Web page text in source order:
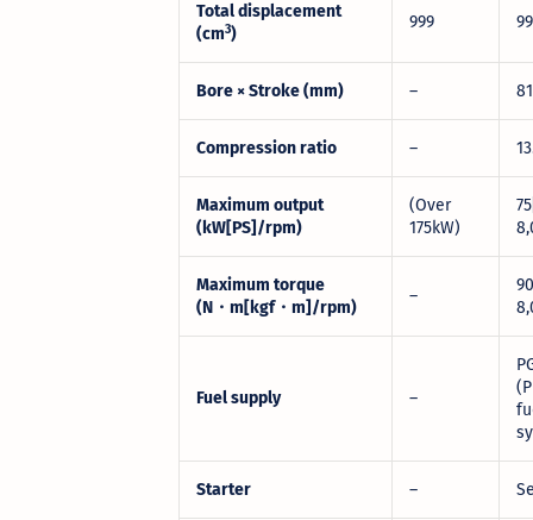
Total displacement
(cm3)
999
Bore × Stroke (mm) –
Compression ratio –
Maximum output
(kW[PS]/rpm)
(Over
175kW)
Maximum torque
(N ・ m[kgf・ m]/rpm)
–
Fuel supply –
Starter –